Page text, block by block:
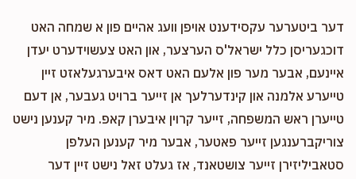
דער ביטערער עקסידענט אויפן וועג אהיים פון א שמחה האט
דוכגעריסן כלל ישראל'ס הערצער, און האט צעשוידערט יעדן
איינעם, אבער מער פון אלעם האט דאס איבערגעלאזט זיין
טייערע אלמנה און קינדערלעך אן זייער ברויט געבער, אן דעם
טייערן ראש המשפחה, זייער קרוין איבערן קאפ. מיר קענען נישט
צוריקברענגען זייער פאטער, אבער מיר קענען העלפן
סטאביליזירן זייער צושטאנד, אז געלט זאל נישט זיין דער